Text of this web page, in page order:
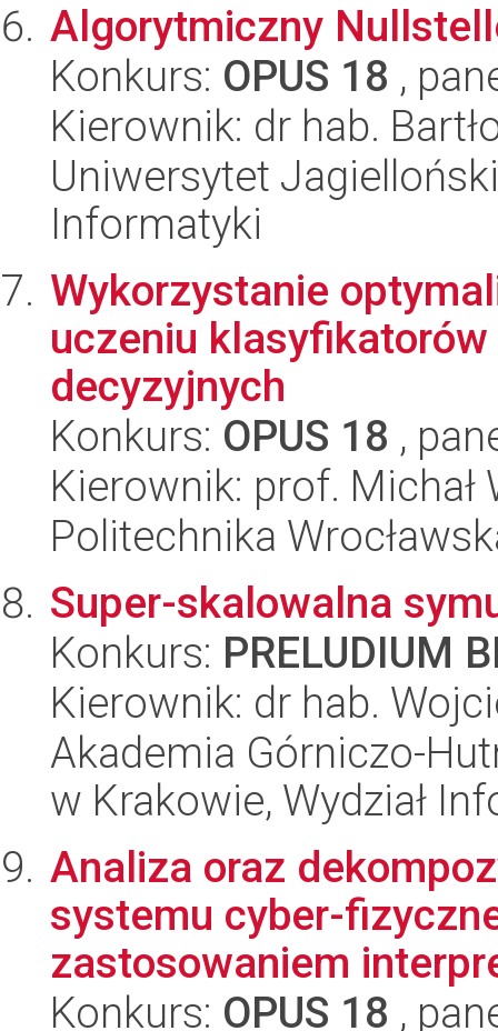
Algorytmiczny
Konkurs: OPUS 18 ,
Kierownik: dr hab.
Uniwersytet
Informatyki
Wykorzystanie
uczeniu
decyzyjnych
Konkurs: OPUS 18 ,
Kierownik: prof. Michał
Politechnika
Super-skalowalna
Konkurs: PRELUDIUM
Kierownik: dr hab.
Akademia Górniczo-
w Krakowie, Wydział
Analiza oraz
systemu cyber-
zastosowaniem
Konkurs: OPUS 18 ,